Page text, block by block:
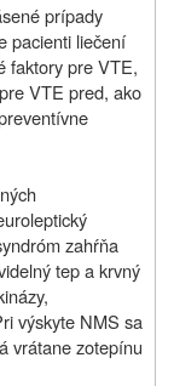
prípady
pacienti liečení
faktory pre VTE,
VTE pred, ako
zahŕňa
tep a krvný
výskyte NMS sa
vrátane zotepínu